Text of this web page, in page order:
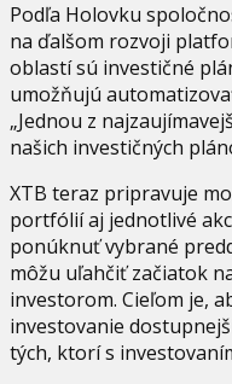
Podľa Holovku
na ďalšom rozvoji
oblastí sú investičné
umožňujú
„Jednou z
našich investičných
XTB teraz pripravuje
portfólií aj jednotlivé
ponúknuť vybrané
môžu uľahčiť začiatok
investorom. Cieľom je,
investovanie
tých, ktorí s